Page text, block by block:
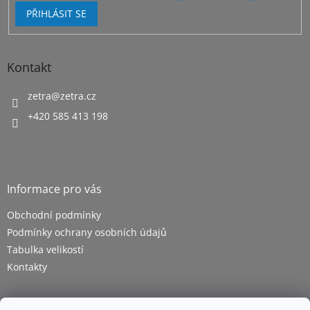
PŘIHLÁSIT SE
Kontakt
zetra@zetra.cz
+420 585 413 198
Informace pro vás
Obchodní podmínky
Podmínky ochrany osobních údajů
Tabulka velikostí
Kontakty